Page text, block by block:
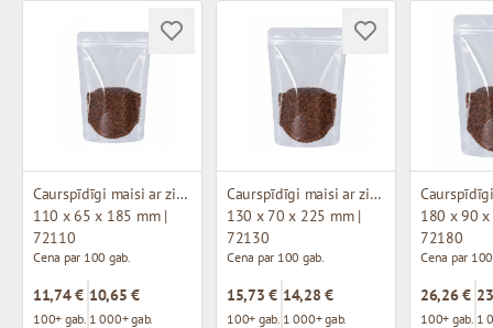
Caurspīdīgi maisi ar zip-lock aizdari
110 x 65 x 185 mm |
72110
Cena par 100 gab.
11,74 €
100+ gab.
10,65 €
1 000+ gab.
Caurspīdīgi maisi ar zip-lock aizdari
130 x 70 x 225 mm |
72130
Cena par 100 gab.
15,73 €
100+ gab.
14,28 €
1 000+ gab.
180 x 90
72180
Cena par
26,26 €
100+ gab. 1